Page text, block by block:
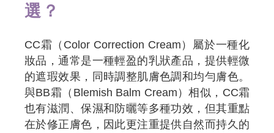
選？
CC霜（Color Correction Cream）屬於一種化
妝品，通常是一種輕盈的乳狀產品，提供輕微
的遮瑕效果，同時調整肌膚色調和均勻膚色。
與BB霜（Blemish Balm Cream）相似，CC霜
也有滋潤、保濕和防曬等多種功效，但其重點
在於修正膚色，因此更注重提供自然而持久的